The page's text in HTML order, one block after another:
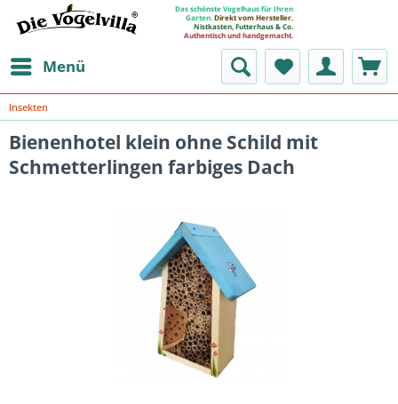
Das schönste Vogelhaus für Ihren
Garten. Direkt vom Hersteller.
Nistkasten, Futterhaus & Co.
Authentisch und handgemacht.
Menü
Insekten
Bienenhotel klein ohne Schild mit
Schmetterlingen farbiges Dach